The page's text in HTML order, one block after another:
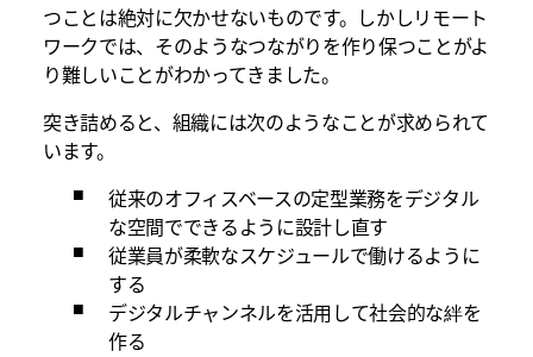
つことは絶対に欠かせないものです。しかしリモート
ワークでは、そのようなつながりを作り保つことがよ
り難しいことがわかってきました。
突き詰めると、組織には次のようなことが求められて
います。
従来のオフィスベースの定型業務をデジタル
な空間でできるように設計し直す
従業員が柔軟なスケジュールで働けるように
する
デジタルチャンネルを活用して社会的な絆を
作る